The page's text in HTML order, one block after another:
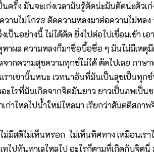
นครั้ง มันจะเก่งเวลามันรู้ตัดน่ะมันตัดน่ะตั
วามไม่โกรธ ตัดความหลงมาต่อความไม่หล
เป็นอย่างนี้ ไม่ได้ตัด ยิ่งไปต่อไปเชื่อมเข้า
หาผล ความหลงก็มาซื่อบื้อซื่อ ๆ มันไม่มีเหตุ
จากความสุขความทุกข์ไม่ได้ ตัดไปเลย ภาษ
ราเขานั้นหนะ เวทนาอันที่มันเป็นสุขเป็นทุก
ะไรที่มันเกิดจากจิตมันยาว ยาวเป็นภพเป็น
ก่าไหลไปน้ำใหม่ไหลมา เรียกว่าสันตติสภ
ไม่เห็นหรอก ไม่เห็นทิศทาง เหมือนเราไ
เทไปทันทาเลไหลไป อะไรก็ตามที่เกิดกับจิ